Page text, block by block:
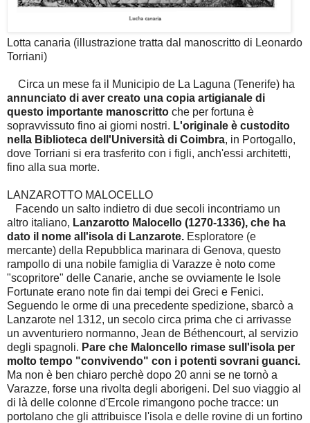
Lotta canaria (illustrazione tratta dal manoscritto di Leonardo
Torriani)
Circa un mese fa il Municipio de La Laguna (Tenerife) ha
annunciato di aver creato una copia artigianale di
questo importante manoscritto che per fortuna è
sopravvissuto fino ai giorni nostri. L'originale è custodito
nella Biblioteca dell'Università di Coimbra, in Portogallo,
dove Torriani si era trasferito con i figli, anch'essi architetti,
fino alla sua morte.
LANZAROTTO MALOCELLO
Facendo un salto indietro di due secoli incontriamo un
altro italiano, Lanzarotto Malocello (1270-1336), che ha
dato il nome all'isola di Lanzarote. Esploratore (e
mercante) della Repubblica marinara di Genova, questo
rampollo di una nobile famiglia di Varazze è noto come
"scopritore" delle Canarie, anche se ovviamente le Isole
Fortunate erano note fin dai tempi dei Greci e Fenici.
Seguendo le orme di una precedente spedizione, sbarcò a
Lanzarote nel 1312, un secolo circa prima che ci arrivasse
un avventuriero normanno, Jean de Béthencourt, al servizio
degli spagnoli. Pare che Maloncello rimase sull'isola per
molto tempo "convivendo" con i potenti sovrani guanci.
Ma non è ben chiaro perchè dopo 20 anni se ne tornò a
Varazze, forse una rivolta degli aborigeni. Del suo viaggio al
di là delle colonne d'Ercole rimangono poche tracce: un
portolano che gli attribuisce l'isola e delle rovine di un fortino